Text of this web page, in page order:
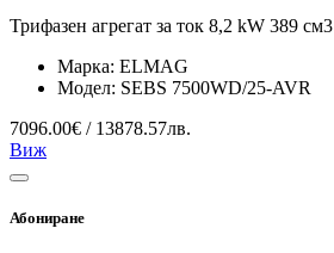
Трифазен агрегат за ток 8,2 kW 389 см3
Марка: ELMAG
Модел: SEBS 7500WD/25-AVR
7096.00€ / 13878.57лв.
Виж
Абониране